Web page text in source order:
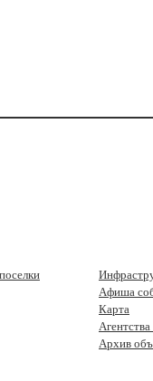
Афиша
Карта
Архив